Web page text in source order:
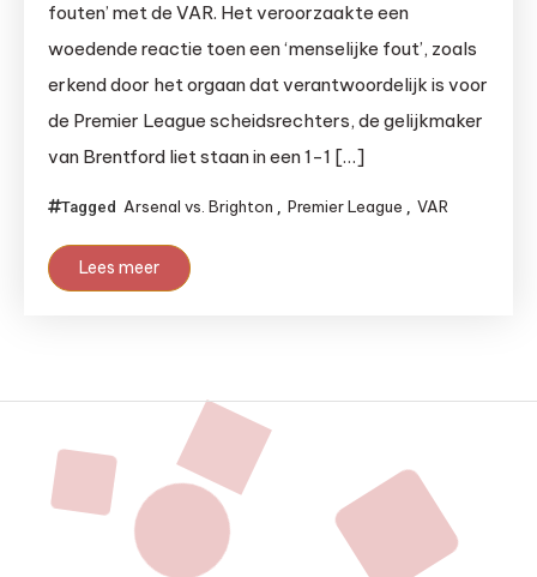
fouten’ met de VAR. Het veroorzaakte een
woedende reactie toen een ‘menselijke fout’, zoals
erkend door het orgaan dat verantwoordelijk is voor
de Premier League scheidsrechters, de gelijkmaker
van Brentford liet staan in een 1-1 […]
Tagged Arsenal vs. Brighton , Premier League , VAR
Lees meer